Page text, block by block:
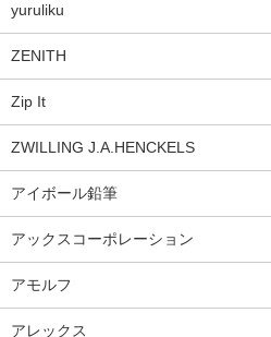
yuruliku
ZENITH
Zip It
ZWILLING J.A.HENCKELS
アイボール鉛筆
アックスコーポレーション
アモルフ
アレックス